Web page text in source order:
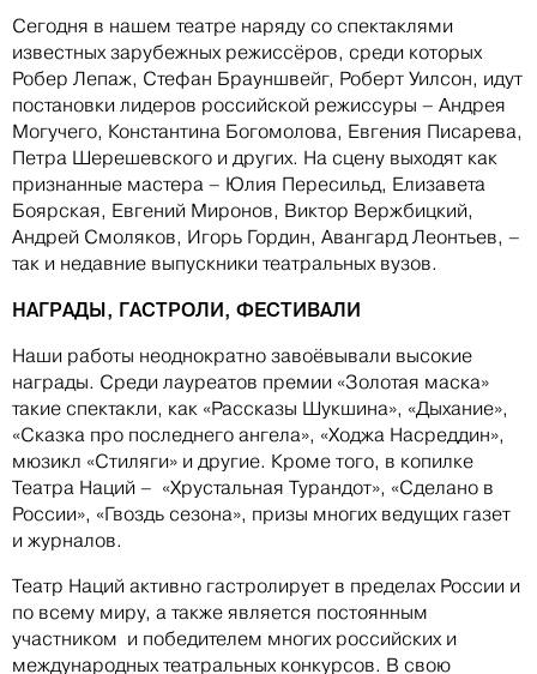
Сегодня в нашем театре наряду со спектаклями
известных зарубежных режиссёров, среди которых
Робер Лепаж, Стефан Брауншвейг, Роберт Уилсон, идут
постановки лидеров российской режиссуры – Андрея
Могучего, Константина Богомолова, Евгения Писарева,
Петра Шерешевского и других. На сцену выходят как
признанные мастера – Юлия Пересильд, Елизавета
Боярская, Евгений Миронов, Виктор Вержбицкий,
Андрей Смоляков, Игорь Гордин, Авангард Леонтьев, –
так и недавние выпускники театральных вузов.
НАГРАДЫ, ГАСТРОЛИ, ФЕСТИВАЛИ
Наши работы неоднократно завоёвывали высокие
награды. Среди лауреатов премии «Золотая маска»
такие спектакли, как «Рассказы Шукшина», «Дыхание»,
«Сказка про последнего ангела», «Ходжа Насреддин»,
мюзикл «Стиляги» и другие. Кроме того, в копилке
Театра Наций – «Хрустальная Турандот», «Сделано в
России», «Гвоздь сезона», призы многих ведущих газет
и журналов.
Театр Наций активно гастролирует в пределах России и
по всему миру, а также является постоянным
участником и победителем многих российских и
международных театральных конкурсов. В свою